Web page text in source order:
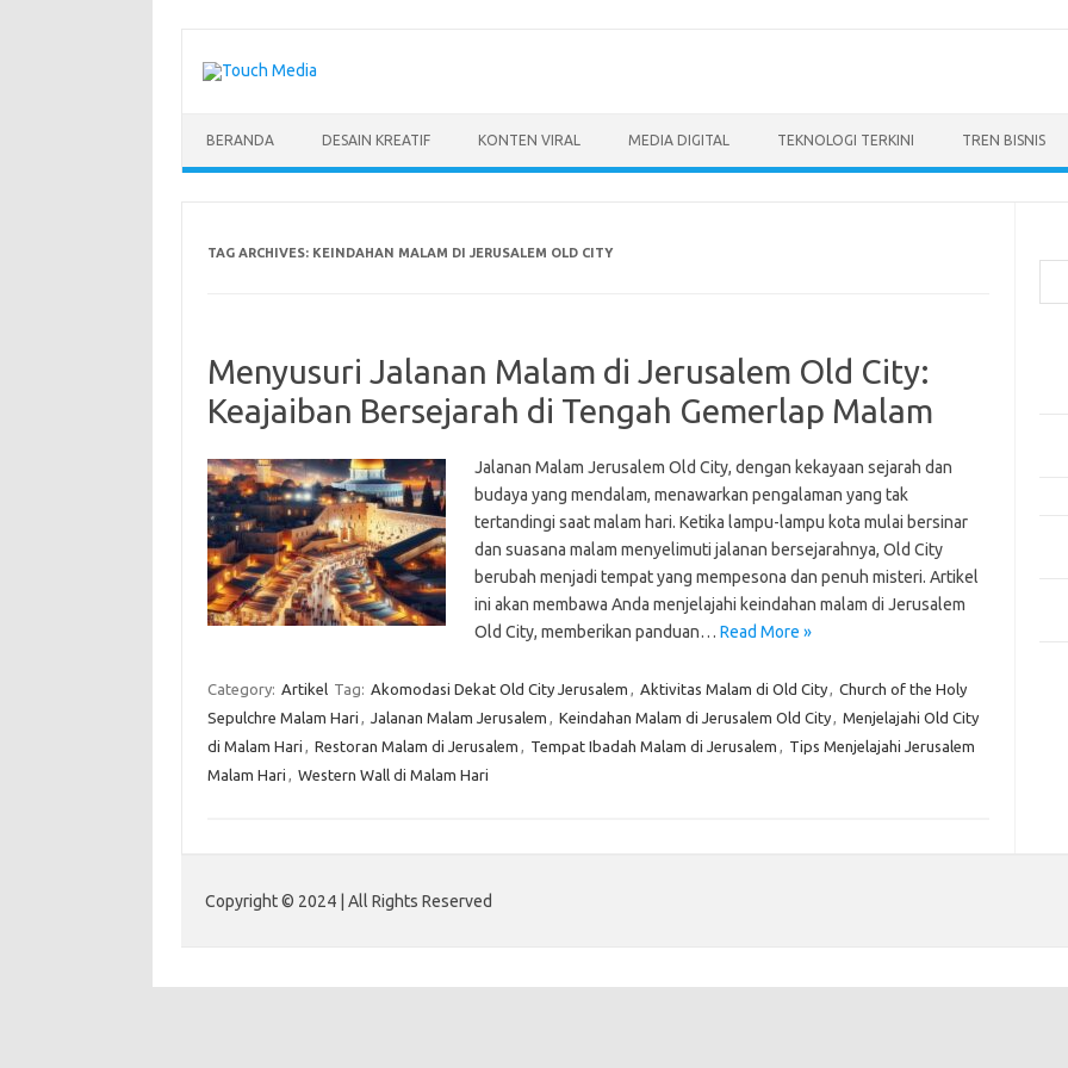
content
BERANDA DESAIN KREATIF KONTEN VIRAL MEDIA DIGITAL TEKNOLOGI TERKINI TREN BISNIS
TAG ARCHIVES: KEINDAHAN MALAM DI JERUSALEM OLD CITY
Menyusuri Jalanan Malam di Jerusalem Old City:
Keajaiban Bersejarah di Tengah Gemerlap Malam
Jalanan Malam Jerusalem Old City, dengan kekayaan sejarah dan
budaya yang mendalam, menawarkan pengalaman yang tak
tertandingi saat malam hari. Ketika lampu-lampu kota mulai bersinar
dan suasana malam menyelimuti jalanan bersejarahnya, Old City
berubah menjadi tempat yang mempesona dan penuh misteri. Artikel
ini akan membawa Anda menjelajahi keindahan malam di Jerusalem
Old City, memberikan panduan… Read More »
Category: Artikel Tag: Akomodasi Dekat Old City Jerusalem , Aktivitas Malam di Old City, Church of the Holy
Sepulchre Malam Hari , Jalanan Malam Jerusalem , Keindahan Malam di Jerusalem Old City, Menjelajahi Old City
di Malam Hari , Restoran Malam di Jerusalem , Tempat Ibadah Malam di Jerusalem , Tips Menjelajahi Jerusalem
Malam Hari , Western Wall di Malam Hari
Copyright © 2024 | All Rights Reserved